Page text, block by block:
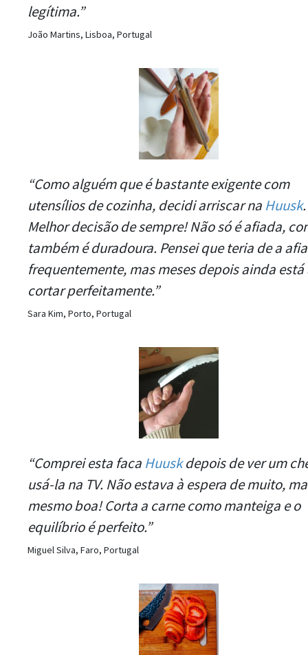
legítima.”
João Martins, Lisboa, Portugal
“Como alguém que é bastante exigente com
utensílios de cozinha, decidi arriscar na Huusk.
Melhor decisão de sempre! Não só é afiada,
também é duradoura. Pensei que teria de a
frequentemente, mas meses depois ainda está
cortar perfeitamente.”
Sara Kim, Porto, Portugal
“Comprei esta faca Huuskdepois de ver um
usá-la na TV. Não estava à espera de muito,
mesmo boa! Corta a carne como manteiga e o
equilíbrio é perfeito.”
Miguel Silva, Faro, Portugal